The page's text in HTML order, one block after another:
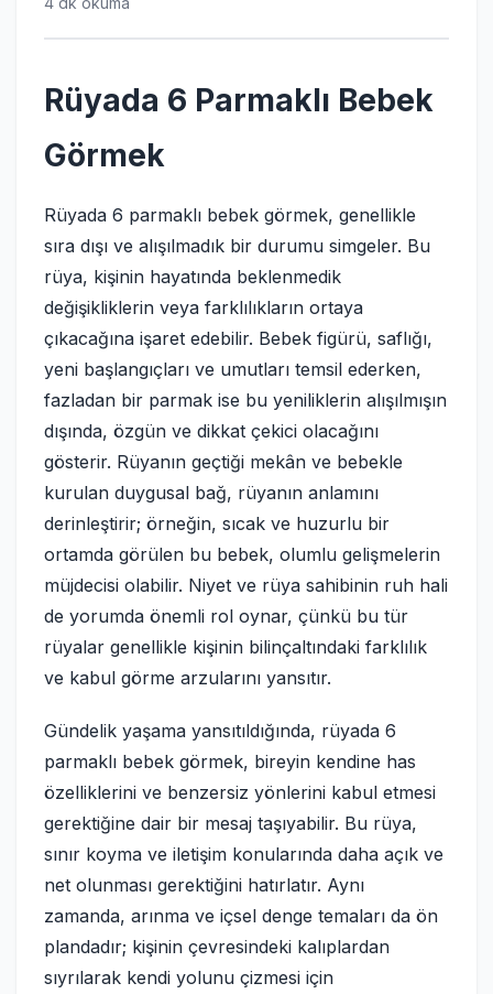
Rüyada 6 Parmaklı Bebek
Görmek
Rüyada 6 parmaklı bebek görmek, genellikle
sıra dışı ve alışılmadık bir durumu simgeler. Bu
rüya, kişinin hayatında beklenmedik
değişikliklerin veya farklılıkların ortaya
çıkacağına işaret edebilir. Bebek figürü, saflığı,
yeni başlangıçları ve umutları temsil ederken,
fazladan bir parmak ise bu yeniliklerin alışılmışın
dışında, özgün ve dikkat çekici olacağını
gösterir. Rüyanın geçtiği mekân ve bebekle
kurulan duygusal bağ, rüyanın anlamını
derinleştirir; örneğin, sıcak ve huzurlu bir
ortamda görülen bu bebek, olumlu gelişmelerin
müjdecisi olabilir. Niyet ve rüya sahibinin ruh hali
de yorumda önemli rol oynar, çünkü bu tür
rüyalar genellikle kişinin bilinçaltındaki farklılık
ve kabul görme arzularını yansıtır.
Gündelik yaşama yansıtıldığında, rüyada 6
parmaklı bebek görmek, bireyin kendine has
özelliklerini ve benzersiz yönlerini kabul etmesi
gerektiğine dair bir mesaj taşıyabilir. Bu rüya,
sınır koyma ve iletişim konularında daha açık ve
net olunması gerektiğini hatırlatır. Aynı
zamanda, arınma ve içsel denge temaları da ön
plandadır; kişinin çevresindeki kalıplardan
sıyrılarak kendi yolunu çizmesi için